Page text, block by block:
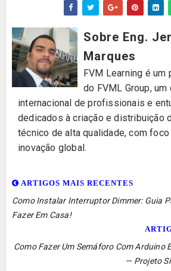
Sobre Eng.
Marques
FVM Learning é um
do FVML Group,
internacional de profissionais e
dedicados à criação e distribuição
técnico de alta qualidade, com
inovação global.
ARTIGOS MAIS RECENTES
Como Instalar Interruptor Dimmer: Guia
Fazer Em Casa!
Como Fazer Um Semáforo Com Arduino
— Projeto